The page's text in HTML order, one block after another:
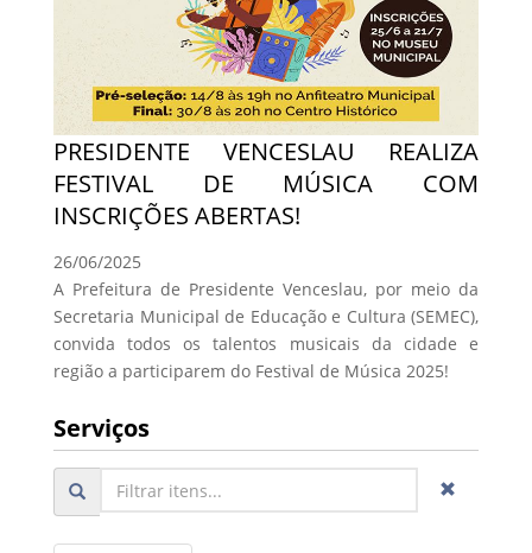
PRESIDENTE VENCESLAU REALIZA
FESTIVAL DE MÚSICA COM
INSCRIÇÕES ABERTAS!
26/06/2025
A Prefeitura de Presidente Venceslau, por meio da
Secretaria Municipal de Educação e Cultura (SEMEC),
convida todos os talentos musicais da cidade e
região a participarem do Festival de Música 2025!
Serviços